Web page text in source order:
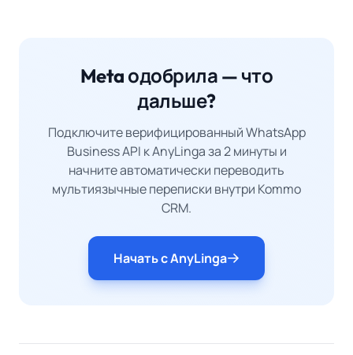
Meta одобрила — что
дальше?
Подключите верифицированный WhatsApp
Business API к AnyLinga за 2 минуты и
начните автоматически переводить
мультиязычные переписки внутри Kommo
CRM.
Начать с AnyLinga